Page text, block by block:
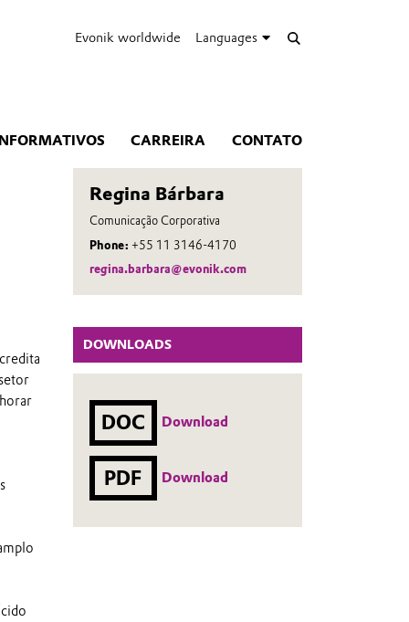
Evonik worldwide Languages
CARREIRA CONTATO
Regina Bárbara
Comunicação Corporativa
Phone: +55 11 3146-4170
regina.barbara@evonik.com
DOWNLOADS
DOC Download
PDF Download